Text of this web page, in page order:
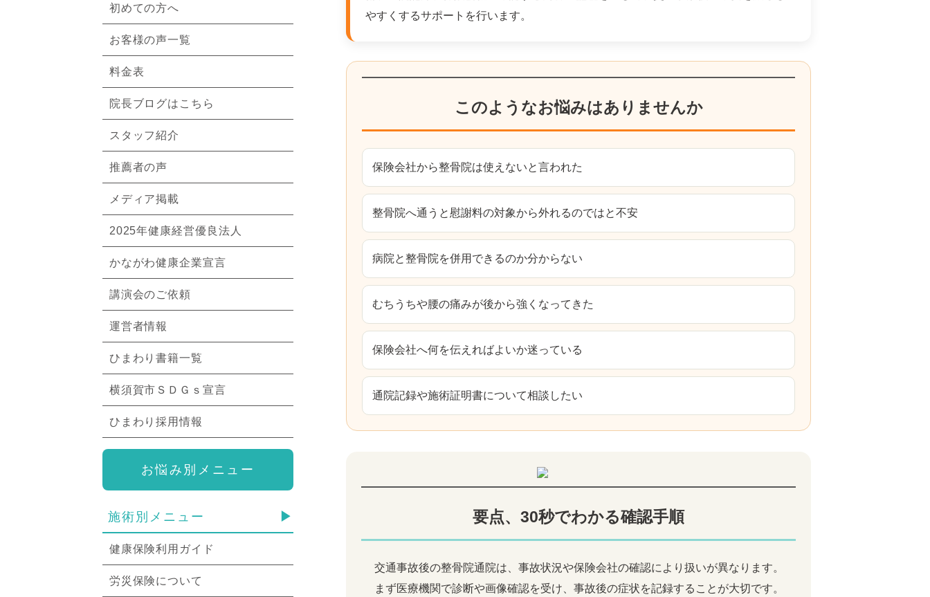
やすくするサポートを行います。
このようなお悩みはありませんか
保険会社から整骨院は使えないと言われた
整骨院へ通うと慰謝料の対象から外れるのではと不安
病院と整骨院を併用できるのか分からない
むちうちや腰の痛みが後から強くなってきた
保険会社へ何を伝えればよいか迷っている
通院記録や施術証明書について相談したい
要点、30秒でわかる確認手順
交通事故後の整骨院通院は、事故状況や保険会社の確認により扱いが異なります。
まず医療機関で診断や画像確認を受け、事故後の症状を記録することが大切です。
初めての方へ
お客様の声一覧
料金表
院長ブログはこちら
スタッフ紹介
推薦者の声
メディア掲載
2025年健康経営優良法人
かながわ健康企業宣言
講演会のご依頼
運営者情報
ひまわり書籍一覧
横須賀市ＳＤＧｓ宣言
ひまわり採用情報
お悩み別メニュー
施術別メニュー
健康保険利用ガイド
労災保険について